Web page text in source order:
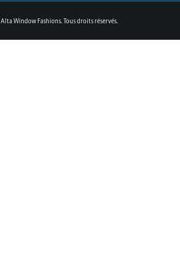
Alta Window Fashions. Tous droits réservés.